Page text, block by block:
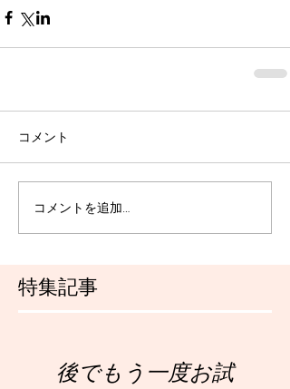
特集記事
コメント
コメントを追加…
後でもう一度お試